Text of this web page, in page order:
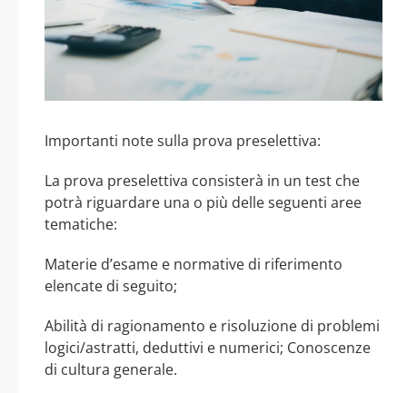
Importanti note sulla prova preselettiva:
La prova preselettiva consisterà in un test che
potrà riguardare una o più delle seguenti aree
tematiche:
Materie d’esame e normative di riferimento
elencate di seguito;
Abilità di ragionamento e risoluzione di problemi
logici/astratti, deduttivi e numerici; Conoscenze
di cultura generale.